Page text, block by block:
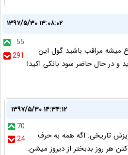
۱۳۹۷/۵/۳۰ ۱۳:۰۸:۰۲
55
291
میشه مراقب باشید گول این
و در حال حاضر سود بانکی اکیدا
۱۳۹۷/۵/۳۰ ۱۴:۳۴:۱۲
70
24
تاریخی. اگه همه به حرف
هر روز بدبختر از دیروز میشن.